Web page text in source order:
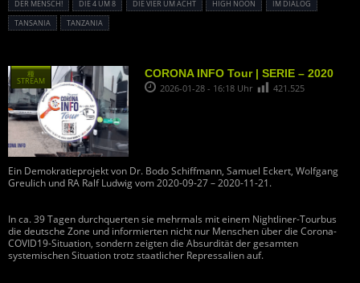
DER MENSCH!
DIE 4 UM 8 DIE VIER UM ACHT HIGH NOON
IM DIALOG
TANSANIA
TANZANIA
CORONA INFO Tour | SERIE – 2020
2026-01-28 - 16:18 Uhr 421.525
Ein Demokratieprojekt von Dr. Bodo Schiffmann, Samuel Eckert, Wolfgang
Greulich und RA Ralf Ludwig vom 2020-09-27 – 2020-11-21.
In ca. 39 Tagen durchquerten sie mehrmals mit einem Nightliner-Tourbus
die deutsche Zone und informierten nicht nur Menschen über die Corona-
COVID19-Situation, sondern zeigten die Absurdität der gesamten
systemischen Situation trotz staatlicher Repressalien auf.
種
STREAM